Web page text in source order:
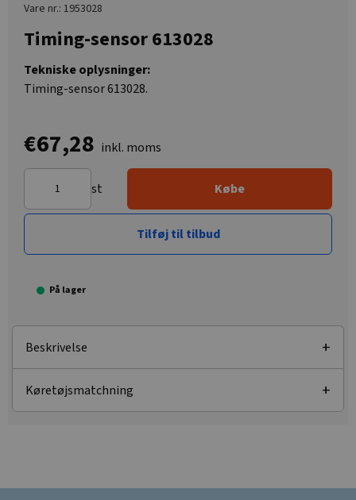
Vare nr.: 1953028
Timing-sensor 613028
Tekniske oplysninger:
Timing-sensor 613028.
€67,28 inkl. moms
st Købe
Tilføj til tilbud
På lager
Beskrivelse
Køretøjsmatchning